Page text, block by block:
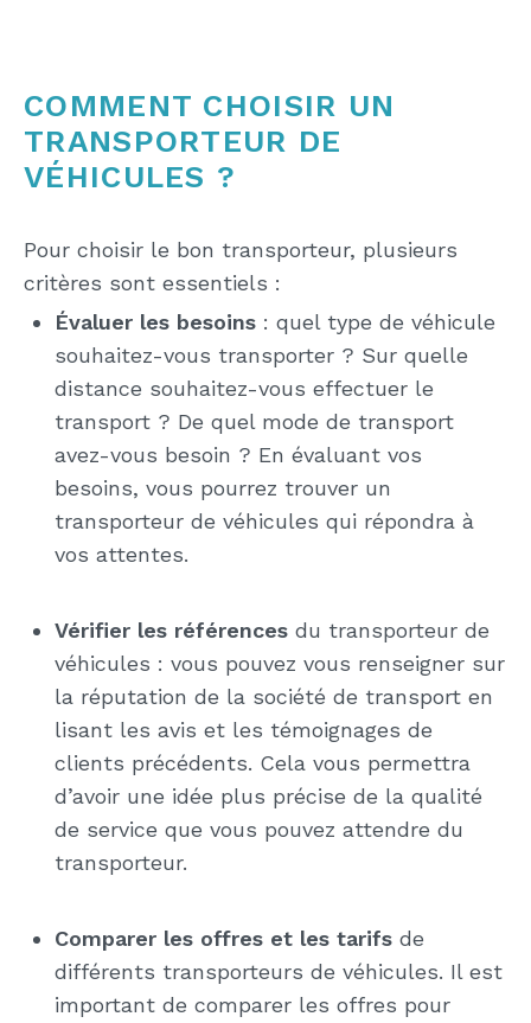
COMMENT CHOISIR UN
TRANSPORTEUR DE
VÉHICULES ?
Pour choisir le bon transporteur, plusieurs
critères sont essentiels :
Évaluer les besoins : quel type de véhicule
souhaitez-vous transporter ? Sur quelle
distance souhaitez-vous effectuer le
transport ? De quel mode de transport
avez-vous besoin ? En évaluant vos
besoins, vous pourrez trouver un
transporteur de véhicules qui répondra à
vos attentes.
Vérifier les références du transporteur de
véhicules : vous pouvez vous renseigner sur
la réputation de la société de transport en
lisant les avis et les témoignages de
clients précédents. Cela vous permettra
d’avoir une idée plus précise de la qualité
de service que vous pouvez attendre du
transporteur.
Comparer les offres et les tarifs de
différents transporteurs de véhicules. Il est
important de comparer les offres pour